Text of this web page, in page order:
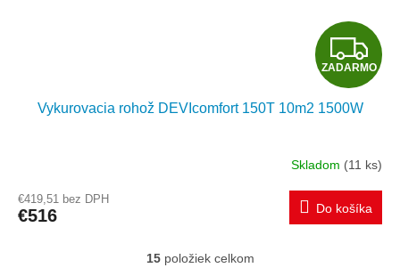
Z
A
A
R
M
ZADARMO
Vykurovacia rohož DEVIcomfort 150T 10m2 1500W
Skladom (11 ks)
€419,51 bez DPH
€516 Do košíka
O
15položiek celkom